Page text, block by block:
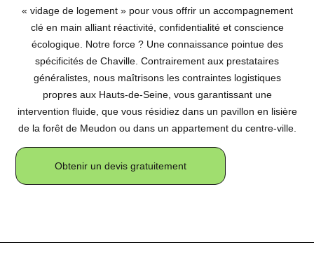
« vidage de logement » pour vous offrir un accompagnement
clé en main alliant réactivité, confidentialité et conscience
écologique. Notre force ? Une connaissance pointue des
spécificités de Chaville. Contrairement aux prestataires
généralistes, nous maîtrisons les contraintes logistiques
propres aux Hauts-de-Seine, vous garantissant une
intervention fluide, que vous résidiez dans un pavillon en lisière
de la forêt de Meudon ou dans un appartement du centre-ville.
Obtenir un devis gratuitement